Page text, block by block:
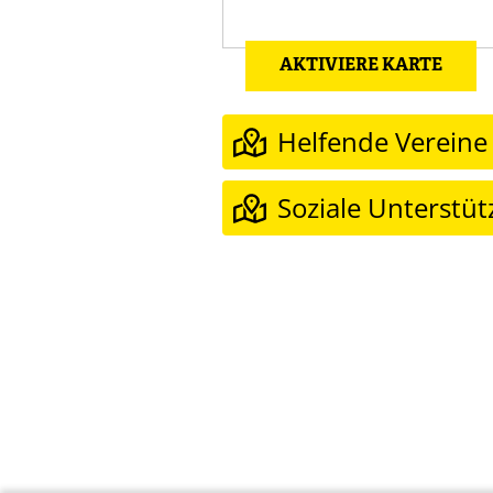
AKTIVIERE KARTE
Helfende Vereine
Soziale